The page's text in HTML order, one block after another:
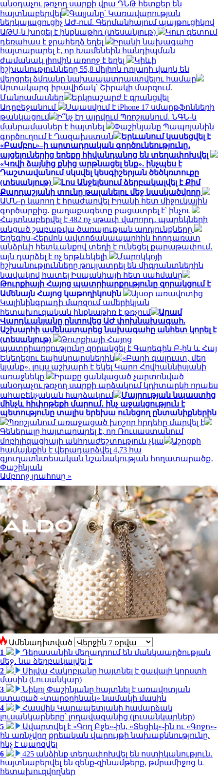
անօդաչու թռչող սարքի վրա ԴՆԹ հետքեր են
հայտնաբերվել
Գալյանը՝ Կառավարության
ներկայացուցիչ ԱԺ-ում. Գերմանիայում պայթուցիկով
ԱԹՍ-ն խոցել է ինքնաթիռ (տեսանյութ)
Կուր գետում
դեռահաս է ջրահեղձ եղել
Իրանի նախագահը
հայտարարել է, որ Խամենեին հանդիպման
ժամանակ լիովին առողջ է եղել
Կիևի
իշխանությունները 55,8 միլիոն դոլարի վարկ են
վերցրել ձմռանը նախապատրաստվելու համար
Արտակարգ իրավիճակ՝ Շիրակի մարզում.
Մանրամասներ
Երկրաշարժ է գրանցվել
Ադրբեջանում
Սպասվում է iPhone 17 սմարթֆոնների
թանկացում
Ի՞նչ էր այրվում Պռոշյանում. ՆԳՆ-ն
մանրամասներ է հայտնել
Փաշինյանը Պապոյանին
գործուղում է Ղազախստան
Երևանում կասեցվել է
«Բամբու»–ի արտադրական գործունեությունը․
այցելուներից երեքը հիվանդանոց են տեղափոխվել
«Կռվի ձայնից քնից արթնացել ենք». ինչպես է
Դաշտավանում սկսվել կեսգիշերյան ծեծկռտուքը
(տեսանյութ)
Լոս Անջելեսում ձերբակալվել է Քիմ
Քարդաշյանի տունը թալանելու մեջ կասկածվողը
ԱՄՆ-ը կարող է հրաժարվել Իրանի հետ միջուկային
գործարքից․ քաղաքագետը բացատրել է՝ ինչու
Հայտնաբերվել է 482 ոչ սթափ վարորդ․ պարեկների
անցած շաբաթվա ծառայության արդյունքները
Եղեգիս-Հերմոն ավտոճանապարհին հորդառատ
անձրևի հետևանքով տեղի է ունեցել քարաթափում․
այն դարձել է ոչ երթևեկելի
Մարոկկոյի
իշխանությունները թույլատրել են միգրանտներին
նավակով հատել Իսպանիայի հետ սահմանը
Թուրքիայի Հայոց պատրիարքությունը զորակցում է
Ամենայն Հայոց կաթողիկոսին
Այսօր առավոտից
Կալինինգրադի մարզում ամերիկյան
հետախուզական ինքնաթիռ է թռչում
Արամ
Վարդևանյանը ընտրվեց ԱԺ փոխնախագահ.
Աշխարհի ամենատարեց նախագահը անհետ կորել է
(տեսանյութ)
Թուրքիայի Հայոց
պատրիարքությունը զորակցել է Գարեգին Բ-ին և Հայ
Եկեղեցու եպիսկոպոսներին
«Բարի գալուստ, մեր
կյանք». լույս աշխարհ է եկել Կարո Հովհաննիսյանի
առաջնեկը
Իրաքը ցանկացած չարտոնված
անօդաչու թռչող սարքի արձակում կդիտարկի որպես
ահաբեկչական հարձակում
Մայրության նպաստից
մինչև հիփոթեքի մարում․ ինչ աջակցություն է
պետությունը տալիս երեխա ունեցող ընտանիքներին
Պռոշյանում առաջացած խոշոր հրդեհը մարվել է
Գեներալը հայտարարել է, որ Ռուսաստանում
մոբիլիզացիայի անհրաժեշտություն չկա
Աշոցքի
համայնքին է վերադարձվել 4,73 հա
գյուղատնտեսական նշանակության հողատարածք․
Փաշինյան
Ամբողջ լրահոսը »
Ամենադիտված
1
Դերասանին մեղադրում են մանկապղծության
մեջ․ նա ձերբակալվել է
2
Սիլվա Հակոբյանը հայտնել է ցավալի կորստի
մասին (Լուսանկար)
3
Նիկոլ Փաշինյանը հայտնել է առավոտյան
ստացած «տարօրինակ» նամակի մասին
4
Հասմիկ Կարապետյանի համարձակ
լուսանկարները՝ լողավազանից (լուսանկարներ)
5
Ավարտվել է «Գող Բջե»-ին, «Տեցիկ»-ին ու «Գոջո»-
ին առնչվող քրեական վարույթի նախաքննությունը.
ինչ է պարզվել
6
425 անձինք տեղափոխվել են ոստիկանություն․
հայտնաբերվել են զենք-զինամթերք, թմրամիջոց և
հետախուզվողներ